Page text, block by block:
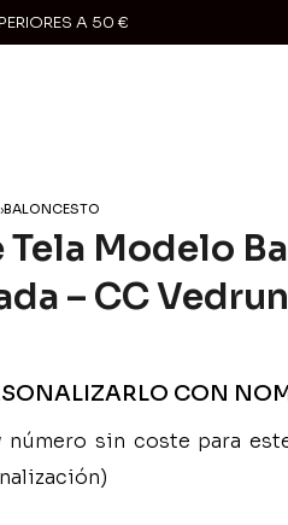
A 50 €
›BALONCESTO
Tela Modelo
– CC
CON
número sin coste para